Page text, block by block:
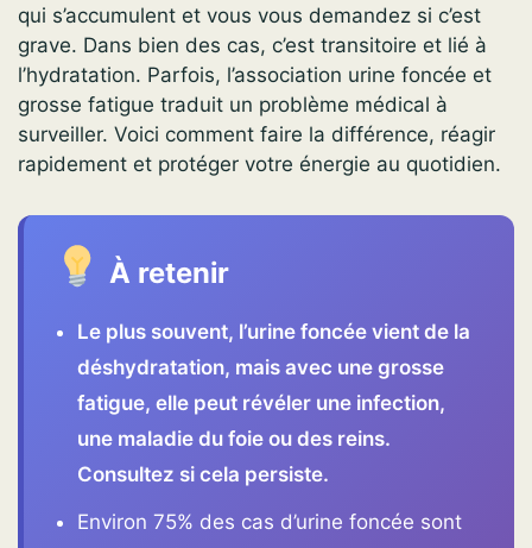
qui s’accumulent et vous vous demandez si c’est
grave. Dans bien des cas, c’est transitoire et lié à
l’hydratation. Parfois, l’association urine foncée et
grosse fatigue traduit un problème médical à
surveiller. Voici comment faire la différence, réagir
rapidement et protéger votre énergie au quotidien.
À retenir
Le plus souvent, l’urine foncée vient de la
déshydratation, mais avec une grosse
fatigue, elle peut révéler une infection,
une maladie du foie ou des reins.
Consultez si cela persiste.
Environ 75% des cas d’urine foncée sont